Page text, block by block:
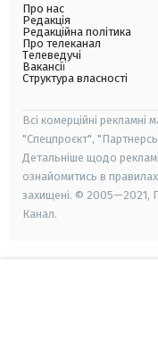
Про нас
Редакція
Редакційна політика
Про телеканал
Телеведучі
Вакансії
Структура власності
Всі комерційні рекламні
"Спецпроєкт",
Детальніше щодо
ознайомитись в
захищені. © 2005—2021,
Канал.